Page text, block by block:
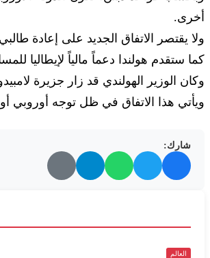
أخرى.
ولا يقتصر الاتفاق الجديد على إعادة
كما ستقدم هولندا دعماً مالياً لإيطاليا
وكان الوزير الهولندي قد زار جزيرة
ويأتي هذا الاتفاق في ظل توجه أوروبي
شارك:
العالم